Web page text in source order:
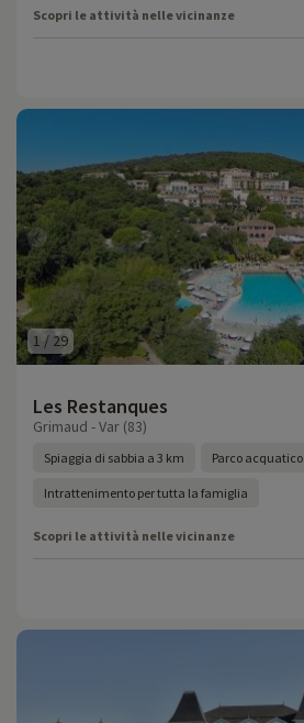
Scopri le attività nelle vicinanze
1 / 29
Les Restanques
Grimaud - Var (83)
Spiaggia di sabbia a 3 km Parco acquatico
Intrattenimento per tutta la famiglia
Scopri le attività nelle vicinanze